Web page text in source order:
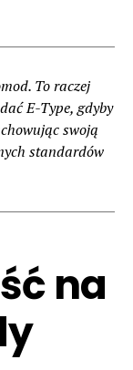
To raczej
E-Type, gdyby
swoją
standardów
na